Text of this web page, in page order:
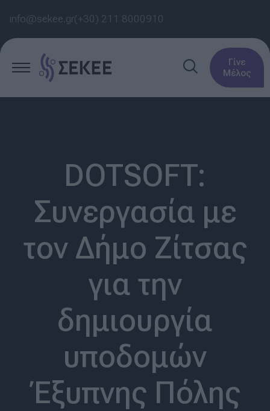
info@sekee.gr(+30) 211 8000910
Γίνε
Μέλος
DOTSOFT:
Συνεργασία με
τον Δήμο Ζίτσας
για την
δημιουργία
υποδομών
Έξυπνης Πόλης